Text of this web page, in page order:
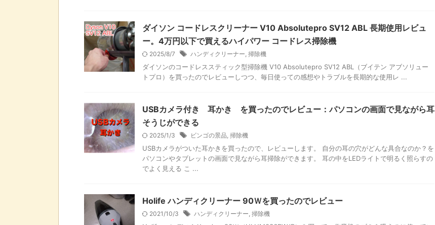
ダイソン コードレスクリーナー V10 Absolutepro SV12 ABL 長期使用レビュ
ー。4万円以下で買えるハイパワー コードレス掃除機
2025/8/7 ハンディクリーナー, 掃除機
ダイソンのコードレススティック型掃除機 V10 Absolutepro SV12 ABL（ブイテン アブソリュー
トプロ）を買ったのでレビューしつつ、毎日使っての感想やトラブルを長期的な使用レ ...
USBカメラ付き 耳かき を買ったのでレビュー：パソコンの画面で見ながら耳
そうじができる
2025/1/3 ビンゴの景品, 掃除機
USBカメラがついた耳かきを買ったので、レビューします。 自分の耳の穴がどんな具合なのか？を
パソコンやタブレットの画面で見ながら耳掃除ができます。 耳の中をLEDライトで明るく照らすの
でよく見える こ ...
Holife ハンディクリーナー 90Ｗを買ったのでレビュー
2021/10/3 ハンディクリーナー, 掃除機